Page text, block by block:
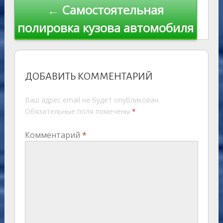
← Самостоятельная
полировка кузова автомобиля
ДОБАВИТЬ КОММЕНТАРИЙ
Ваш адрес email не будет опубликован.
Обязательные поля помечены *
Комментарий *